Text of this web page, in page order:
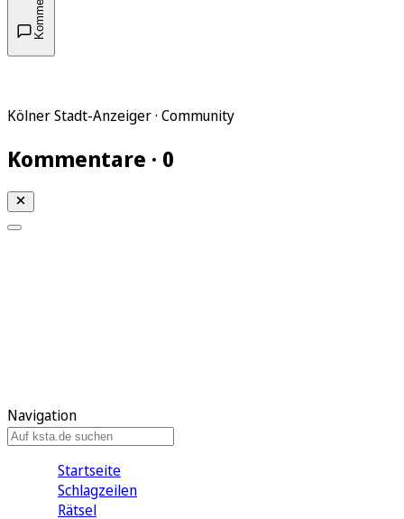
Kölner Stadt-Anzeiger · Community
Kommentare · 0
Navigation
Startseite
Schlagzeilen
Rätsel